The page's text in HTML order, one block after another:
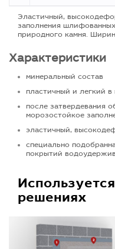
Эластичный,
заполнения
природного камня.
Характеристики
минеральный состав
пластичный и легкий в
после затвердевания
морозостойкое
эластичный,
специально
покрытий
решениях